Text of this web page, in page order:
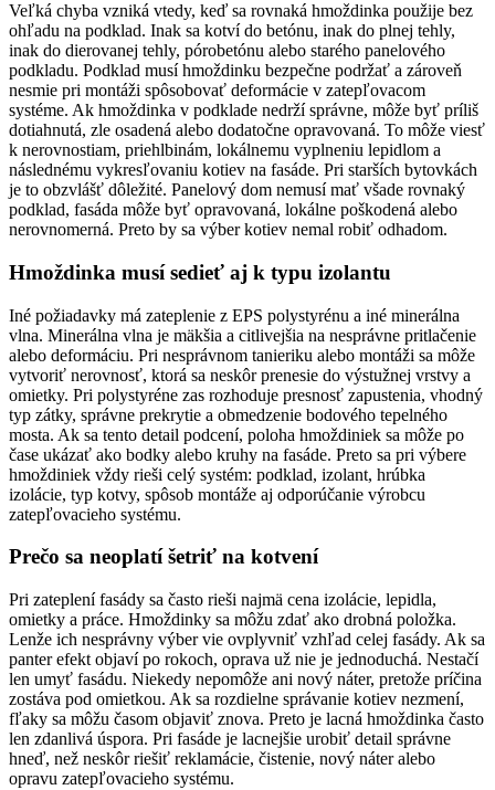
Veľká chyba vzniká vtedy, keď sa rovnaká hmoždinka použije bez
ohľadu na podklad. Inak sa kotví do betónu, inak do plnej tehly,
inak do dierovanej tehly, pórobetónu alebo starého panelového
podkladu. Podklad musí hmoždinku bezpečne podržať a zároveň
nesmie pri montáži spôsobovať deformácie v zatepľovacom
systéme. Ak hmoždinka v podklade nedrží správne, môže byť príliš
dotiahnutá, zle osadená alebo dodatočne opravovaná. To môže viesť
k nerovnostiam, priehlbinám, lokálnemu vyplneniu lepidlom a
následnému vykresľovaniu kotiev na fasáde. Pri starších bytovkách
je to obzvlášť dôležité. Panelový dom nemusí mať všade rovnaký
podklad, fasáda môže byť opravovaná, lokálne poškodená alebo
nerovnomerná. Preto by sa výber kotiev nemal robiť odhadom.
Hmoždinka musí sedieť aj k typu izolantu
Iné požiadavky má zateplenie z EPS polystyrénu a iné minerálna
vlna. Minerálna vlna je mäkšia a citlivejšia na nesprávne pritlačenie
alebo deformáciu. Pri nesprávnom tanieriku alebo montáži sa môže
vytvoriť nerovnosť, ktorá sa neskôr prenesie do výstužnej vrstvy a
omietky. Pri polystyréne zas rozhoduje presnosť zapustenia, vhodný
typ zátky, správne prekrytie a obmedzenie bodového tepelného
mosta. Ak sa tento detail podcení, poloha hmoždiniek sa môže po
čase ukázať ako bodky alebo kruhy na fasáde. Preto sa pri výbere
hmoždiniek vždy rieši celý systém: podklad, izolant, hrúbka
izolácie, typ kotvy, spôsob montáže aj odporúčanie výrobcu
zatepľovacieho systému.
Prečo sa neoplatí šetriť na kotvení
Pri zateplení fasády sa často rieši najmä cena izolácie, lepidla,
omietky a práce. Hmoždinky sa môžu zdať ako drobná položka.
Lenže ich nesprávny výber vie ovplyvniť vzhľad celej fasády. Ak sa
panter efekt objaví po rokoch, oprava už nie je jednoduchá. Nestačí
len umyť fasádu. Niekedy nepomôže ani nový náter, pretože príčina
zostáva pod omietkou. Ak sa rozdielne správanie kotiev nezmení,
fľaky sa môžu časom objaviť znova. Preto je lacná hmoždinka často
len zdanlivá úspora. Pri fasáde je lacnejšie urobiť detail správne
hneď, než neskôr riešiť reklamácie, čistenie, nový náter alebo
opravu zatepľovacieho systému.